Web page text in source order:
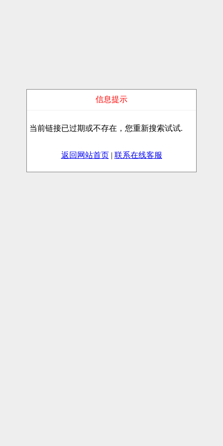
信息提示
当前链接已过期或不存在，您重新搜索试试.
返回网站首页| 联系在线客服